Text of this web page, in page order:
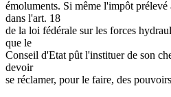
émoluments. Si même l'impôt
dans l'art. 18
de la loi fédérale sur les forces
que le
Conseil d'Etat pût l'instituer de son
devoir
se réclamer, pour le faire, des